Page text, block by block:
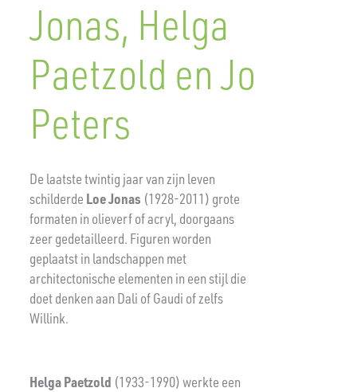
Jonas, Helga
Paetzold en Jo
Peters
De laatste twintig jaar van zijn leven
schilderde Loe Jonas (1928-2011) grote
formaten in olieverf of acryl, doorgaans
zeer gedetailleerd. Figuren worden
geplaatst in landschappen met
architectonische elementen in een stijl die
doet denken aan Dali of Gaudi of zelfs
Willink.
Helga Paetzold (1933-1990) werkte een